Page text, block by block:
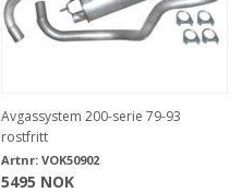
Avgassystem 200-serie 79-93
rostfritt
Artnr: VOK50902
5495 NOK